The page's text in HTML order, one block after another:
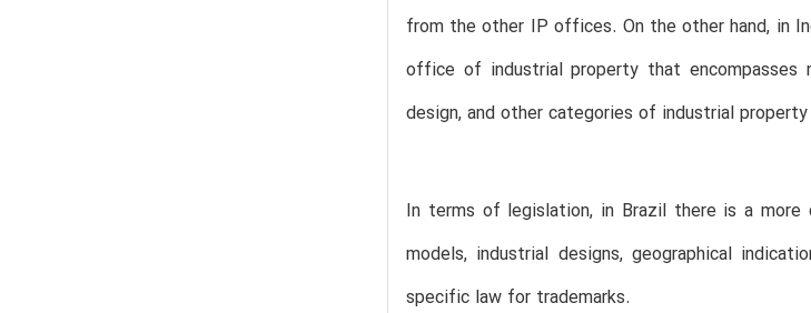
from the other IP offices. On the other hand, in
office of industrial property that
design, and other categories of industrial
In terms of legislation, in Brazil there is a more
models, industrial designs, geographical
specific law for trademarks.